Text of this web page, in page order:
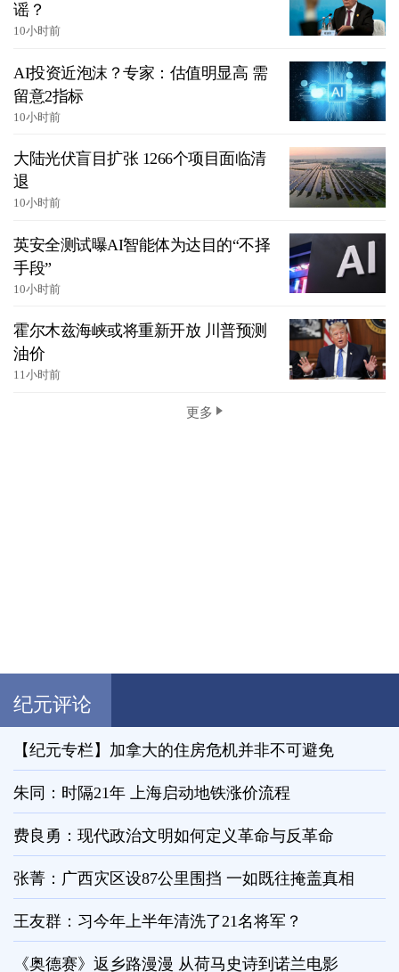
谣？
10小时前
AI投资近泡沫？专家：估值明显高 需
留意2指标
10小时前
大陆光伏盲目扩张 1266个项目面临清
退
10小时前
英安全测试曝AI智能体为达目的“不择
手段”
10小时前
霍尔木兹海峡或将重新开放 川普预测
油价
11小时前
更多
纪元评论
【纪元专栏】加拿大的住房危机并非不可避免
朱同：时隔21年 上海启动地铁涨价流程
费良勇：现代政治文明如何定义革命与反革命
张菁：广西灾区设87公里围挡 一如既往掩盖真相
王友群：习今年上半年清洗了21名将军？
《奥德赛》返乡路漫漫 从荷马史诗到诺兰电影